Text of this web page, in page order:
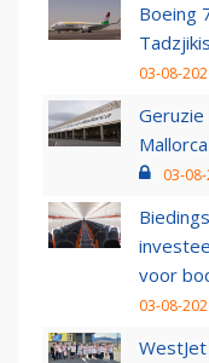
Boeing
03-08-
Mallorca
03-
voor
03-08-